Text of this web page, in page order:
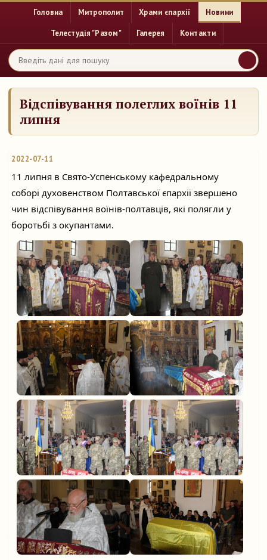
Головна Митрополит Храми єпархії Новини
Телестудія "Разом" Галерея Контакти
Відспівування полеглих воїнів 11
липня
2022-07-11
11 липня в Свято-Успенському кафедральному
соборі духовенством Полтавської єпархії звершено
чин відспівування воїнів-полтавців, які полягли у
боротьбі з окупантами.